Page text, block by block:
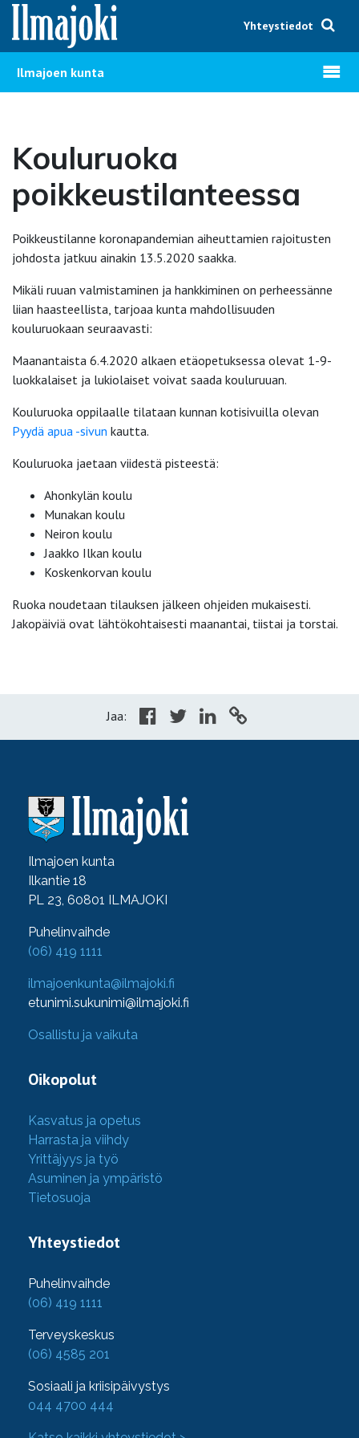
Hyppää sisältöön
Yhteystiedot
Ilmajoen kunta Avaa
Kouluruoka
poikkeustilanteessa
Poikkeustilanne koronapandemian aiheuttamien rajoitusten
johdosta jatkuu ainakin 13.5.2020 saakka.
Mikäli ruuan valmistaminen ja hankkiminen on perheessänne
liian haasteellista, tarjoaa kunta mahdollisuuden
kouluruokaan seuraavasti:
Maanantaista 6.4.2020 alkaen etäopetuksessa olevat 1-9-
luokkalaiset ja lukiolaiset voivat saada kouluruuan.
Kouluruoka oppilaalle tilataan kunnan kotisivuilla olevan
Pyydä apua -sivun kautta.
Kouluruoka jaetaan viidestä pisteestä:
Ahonkylän koulu
Munakan koulu
Neiron koulu
Jaakko Ilkan koulu
Koskenkorvan koulu
Ruoka noudetaan tilauksen jälkeen ohjeiden mukaisesti.
Jakopäiviä ovat lähtökohtaisesti maanantai, tiistai ja torstai.
Jaa:
Ilmajoen kunta
Ilkantie 18
PL 23, 60801 ILMAJOKI
Puhelinvaihde
(06) 419 1111
ilmajoenkunta@ilmajoki.fi
etunimi.sukunimi@ilmajoki.fi
Osallistu ja vaikuta
Oikopolut
Kasvatus ja opetus
Harrasta ja viihdy
Yrittäjyys ja työ
Asuminen ja ympäristö
Tietosuoja
Yhteystiedot
Puhelinvaihde
(06) 419 1111
Terveyskeskus
(06) 4585 201
Sosiaali ja kriisipäivystys
044 4700 444